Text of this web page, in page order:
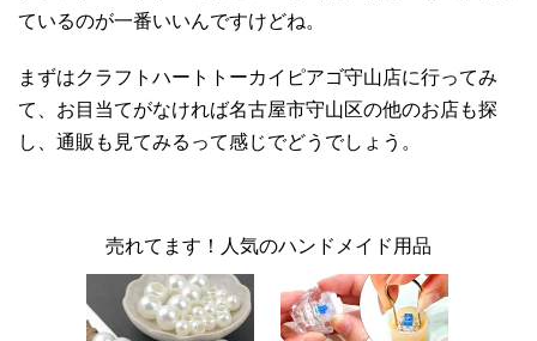
ているのが一番いいんですけどね。
まずはクラフトハートトーカイピアゴ守山店に行ってみ
て、お目当てがなければ名古屋市守山区の他のお店も探
し、通販も見てみるって感じでどうでしょう。
売れてます！人気のハンドメイド用品